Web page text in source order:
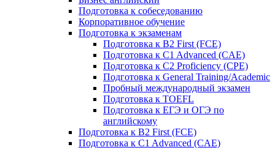
Подготовка к собеседованию
Корпоративное обучение
Подготовка к экзаменам
Подготовка к B2 First (FCE)
Подготовка к C1 Advanced (CAE)
Подготовка к C2 Proficiency (CPE)
Подготовка к General Training/Academic
Пробный международный экзамен
Подготовка к TOEFL
Подготовка к ЕГЭ и ОГЭ по
английскому
Подготовка к B2 First (FCE)
Подготовка к C1 Advanced (CAE)